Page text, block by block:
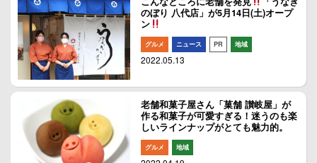
のぼり 八代店」が5月14日(土)オープ
ン
グルメ ニュース PR 地域
2022.05.13
老舗和菓子屋さん「菓舗 讃岐屋」が
作る和菓子が可愛すぎる！迷うのも楽
しいラインナップがとても魅力的。
グルメ 地域